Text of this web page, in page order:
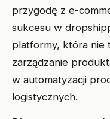
przygodę z e-
sukcesu w
platformy, która nie
zarządzanie
w automatyzacji
logistycznych.